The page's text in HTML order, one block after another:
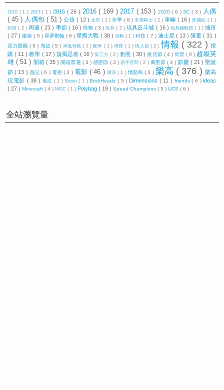
2010 ( 1 ) 2013( 1 )2015 ( 26 ) 2016( 169 )2017 ( 153 ) 2020( 6 )3C ( 3 ) 人偶
( 45 ) 人偶包( 51 )公告 ( 12 )太空 ( 2 )冬季 ( 6 )未來騎士 ( 2 )車輛 ( 16 )侏儸紀 ( 1 )
到貨( 2 ) 周邊( 23 ) 季節 ( 16 )怪物 ( 3 ) 玩具( 2 ) 玩具反斗城 ( 16 ) 玩具總動員 ( 1 ) 城市
( 27 )建築( 5 ) 星夢郵輪( 6 )星際大戰 ( 38 ) 活動( 1 )科技( 7 ) 迪士尼 ( 13 )限量( 31 )
原力覺醒 ( 9 ) 海盜( 5 ) 神鬼奇航 ( 2 )配率 ( 1 )得寶 ( 1 )情人節( 2 )情報 ( 322 ) 採
購( 11 )教學 ( 17 ) 旋風忍者( 16 )第三方 ( 2 ) 創意( 30 )復活節 ( 4 ) 街景( 9 ) 超級英
雄( 51 ) 開箱 ( 35 )開箱票選 ( 3 )感恩節 ( 3 ) 新手百問( 2 ) 萬聖節( 4 )節慶 ( 21 )聖誕
節( 13 ) 遊記( 6 ) 電視( 3 ) 電影( 46 ) 噗浪( 1 ) 憤怒鳥( 3 ) 樂高 ( 376 ) 樂高
玩電影 ( 38 ) 魔戒 ( 1 ) Boost( 1 ) BrickHeadz( 5 ) Dimensions ( 11 ) friends( 6 )ideas
( 27 ) Minecraft ( 4 ) MOC ( 1 ) Polybag ( 19 ) Speed Champions ( 3 ) UCS ( 6 )
全站瀏覽量